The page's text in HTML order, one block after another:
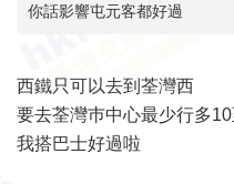
你話影響屯元客都好過
西鐵只可以去到荃灣西
要去荃灣巿中心最少行多
我搭巴士好過啦